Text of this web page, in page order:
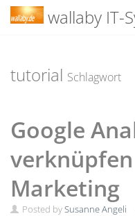
content
wallaby IT-
tutorial Schlagwort
Google
Marketing
Posted bySusanne Angeli